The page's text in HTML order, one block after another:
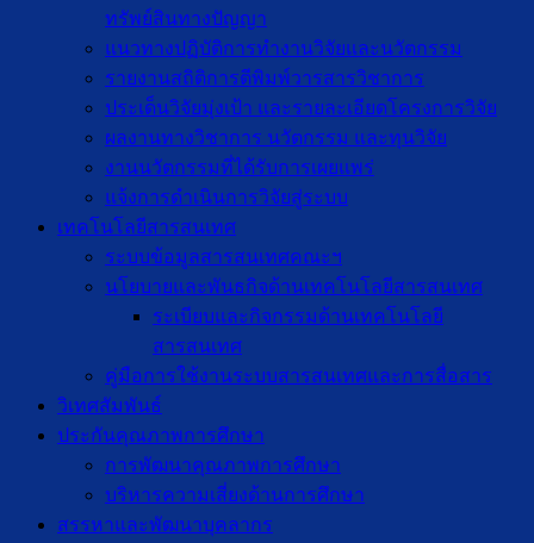
ทรัพย์สินทางปัญญา
แนวทางปฏิบัติการทำงานวิจัยและนวัตกรรม
รายงานสถิติการตีพิมพ์วารสารวิชาการ
ประเด็นวิจัยมุ่งเป้า และรายละเอียดโครงการวิจัย
ผลงานทางวิชาการ นวัตกรรม และทุนวิจัย
งานนวัตกรรมที่ได้รับการเผยแพร่
แจ้งการดำเนินการวิจัยสู่ระบบ
เทคโนโลยีสารสนเทศ
ระบบข้อมูลสารสนเทศคณะฯ
นโยบายและพันธกิจด้านเทคโนโลยีสารสนเทศ
ระเบียบและกิจกรรมด้านเทคโนโลยี
สารสนเทศ
คู่มือการใช้งานระบบสารสนเทศและการสื่อสาร
วิเทศสัมพันธ์
ประกันคุณภาพการศึกษา
การพัฒนาคุณภาพการศึกษา
บริหารความเสี่ยงด้านการศึกษา
สรรหาและพัฒนาบุคลากร